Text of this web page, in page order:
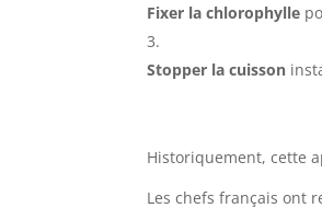
Fixer la chlorophylle
Stopper la cuisson
Historiquement, cette
Les chefs français ont